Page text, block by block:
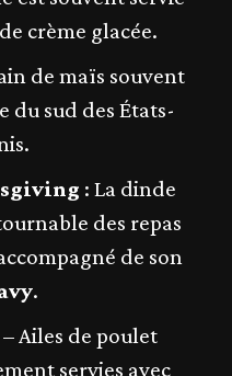
crème glacée.
de maïs souvent
du sud des États-
: La dinde
des repas
de son
.
– Ailes de poulet
servies avec